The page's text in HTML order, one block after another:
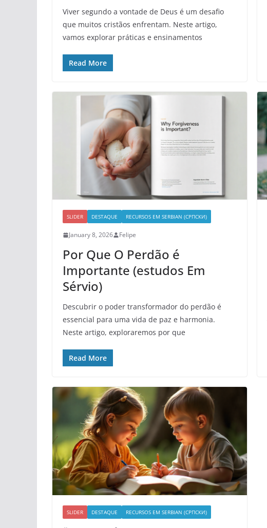
Viver segundo a vontade de Deus é um desafio
que muitos cristãos enfrentam. Neste artigo,
vamos explorar práticas e ensinamentos
Read More
SLIDER DESTAQUE RECURSOS EM SERBIAN (СРПСКИ)
January 8, 2026 Felipe
Por Que O Perdão é
Importante (estudos Em
Sérvio)
Descubrir o poder transformador do perdão é
essencial para uma vida de paz e harmonia.
Neste artigo, exploraremos por que
Read More
SLIDER DESTAQUE RECURSOS EM SERBIAN (СРПСКИ)